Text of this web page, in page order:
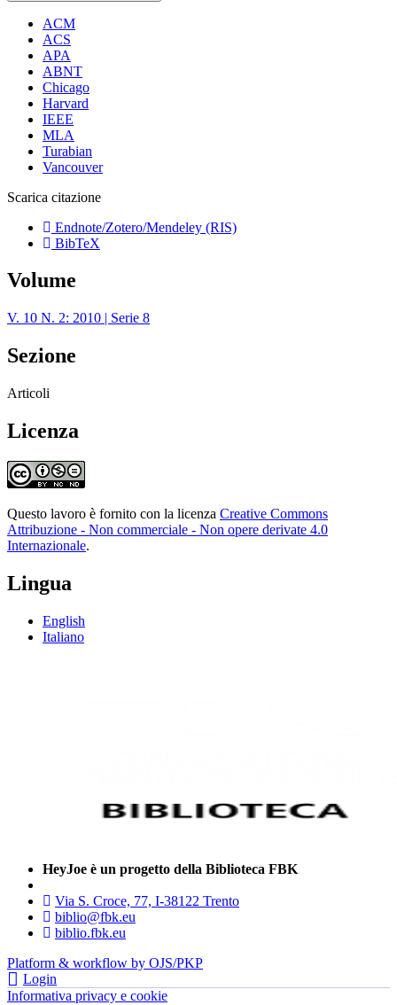
ACM
ACS
APA
ABNT
Chicago
Harvard
IEEE
MLA
Turabian
Vancouver
Scarica citazione
Endnote/Zotero/Mendeley (RIS)
BibTeX
Volume
V. 10 N. 2: 2010 | Serie 8
Sezione
Articoli
Licenza
Questo lavoro è fornito con la licenza Creative Commons
Attribuzione - Non commerciale - Non opere derivate 4.0
Internazionale.
Lingua
English
Italiano
HeyJoe è un progetto della Biblioteca FBK
Via S. Croce, 77, I-38122 Trento
biblio@fbk.eu
biblio.fbk.eu
Platform & workflow by OJS/PKP
Login
Informativa privacy e cookie